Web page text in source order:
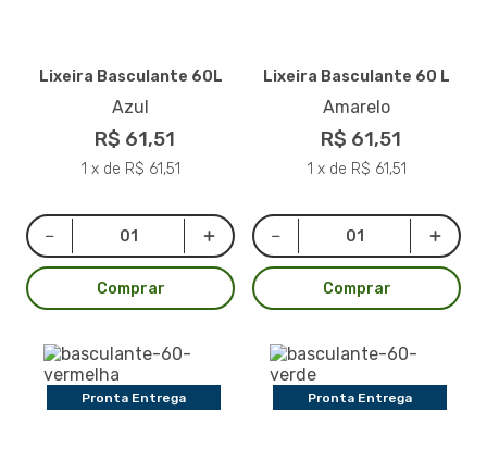
Lixeira Basculante 60L
Azul
R$ 61,51
1 x de R$ 61,51
Comprar
Lixeira Basculante 60 L
Amarelo
R$ 61,51
1 x de R$ 61,51
Comprar
Pronta Entrega Pronta Entrega